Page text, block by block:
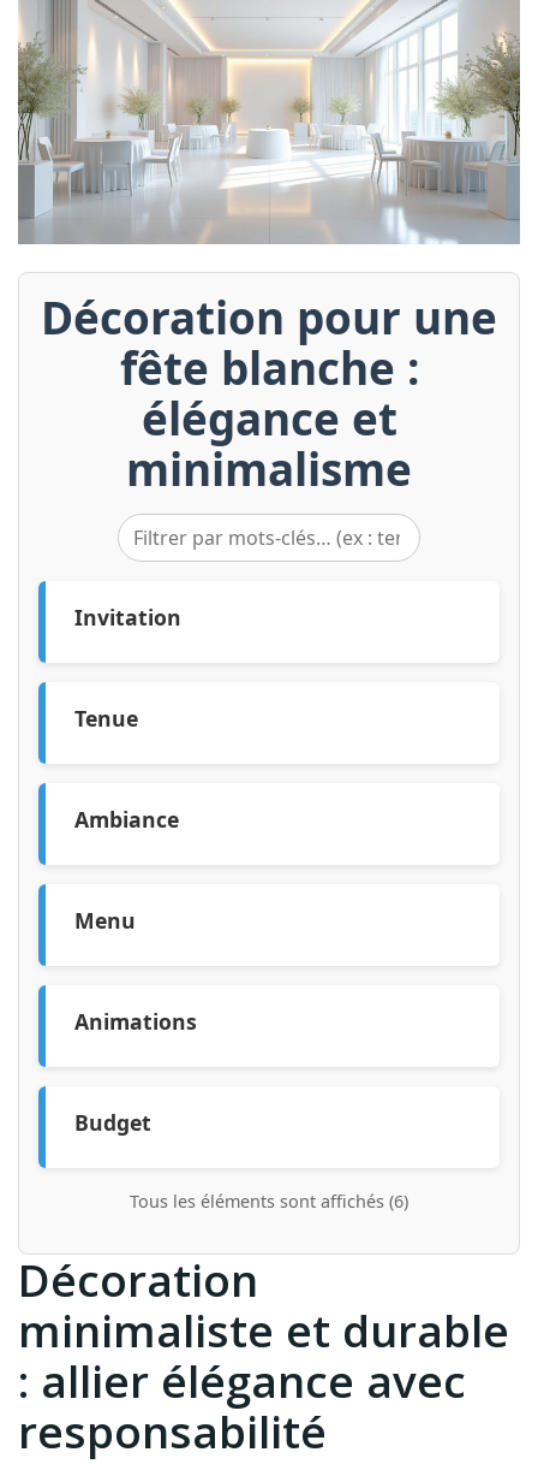
Décoration pour une
fête blanche :
élégance et
minimalisme
Invitation
Tenue
Ambiance
Menu
Animations
Budget
lumière noire 100-150 euros
Tous les éléments sont affichés (6)
Décoration
minimaliste et durable
: allier élégance avec
responsabilité